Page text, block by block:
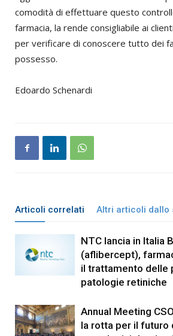
comodità di effettuare questo
farmacia, la rende consigliabile ai
per verificare di conoscere tutto dei
possesso.
Edoardo Schenardi
Articoli correlati Altri articoli dallo
NTC lancia in Italia
(aflibercept),
il trattamento delle
patologie retiniche
Annual Meeting
la rotta per il futuro